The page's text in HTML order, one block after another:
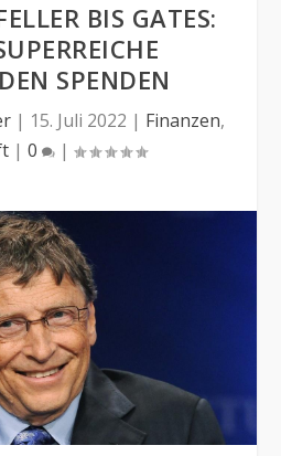
BIS GATES:
SPENDEN
| 15. Juli 2022 | Finanzen,
| 0 |